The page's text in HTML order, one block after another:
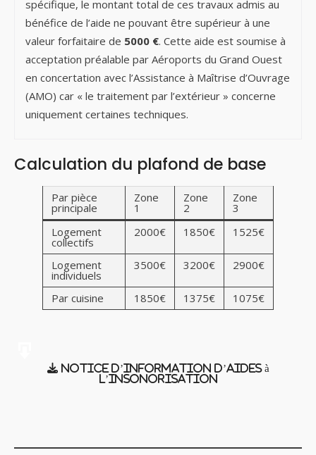
spécifique, le montant total de ces travaux admis au
bénéfice de l’aide ne pouvant être supérieur à une
valeur forfaitaire de 5000 €. Cette aide est soumise à
acceptation préalable par Aéroports du Grand Ouest
en concertation avec l’Assistance à Maîtrise d’Ouvrage
(AMO) car « le traitement par l’extérieur » concerne
uniquement certaines techniques.
Calculation du plafond de base
Par pièce
principale
Zone
1
Zone
2
Zone
3
Logement
collectifs
2000€ 1850€ 1525€
Logement
individuels
3500€ 3200€ 2900€
Par cuisine 1850€ 1375€ 1075€
Notice d’information d’aides à
l’insonorisation